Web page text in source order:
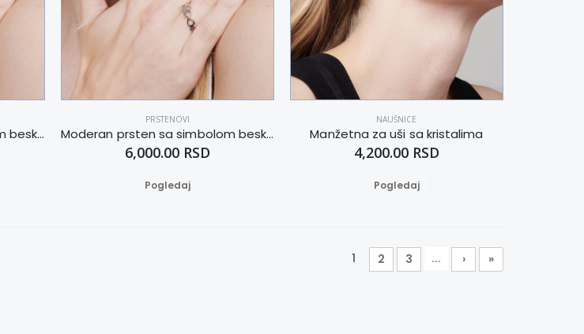
Moderan prsten sa simbolom beskonačnosti 18
PRSTENOVI
Moderan prsten sa simbolom beskonačnosti 17
6,000.00 RSD
Pogledaj
NAUŠNICE
Manžetna za uši sa kristalima
4,200.00 RSD
Pogledaj
1 2 3 ... › »